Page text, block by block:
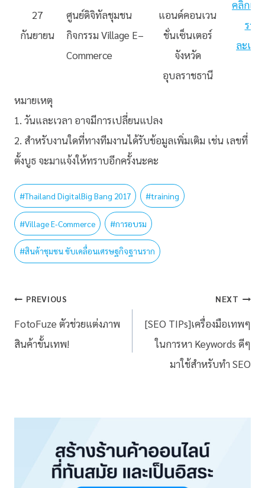
27
กันยายน
ศูนย์ดิจิทัลชุมชน
กิจกรรม Village E–
Commerce
แอนด์คอนเวน
ชั่นเซ็นเตอร์
จังหวัด
อุบลราชธานี
คลิกเพื่
ราย
ละเอีย
หมายเหตุ
1. วันและเวลา อาจมีการเปลี่ยนแปลง
2. สำหรับงานใดที่ทางทีมงานได้รับข้อมูลเพิ่มเติม เช่น เลขที่
ตั้งบูธ จะมาแจ้งให้ทราบอีกครั้งนะคะ
#Thailand DigitalBig Bang 2017 #training
#Village E-Commerce #การอบรม
#สินค้าชุมชน ขับเคลื่อนเศรษฐกิจฐานราก
PREVIOUS
FotoFuze ตัวช่วยแต่งภาพ
สินค้าขั้นเทพ!
NEXT
[SEO TIPs]เครื่องมือเทพๆ
ในการหา Keywords ดีๆ
มาใช้สำหรับทำ SEO